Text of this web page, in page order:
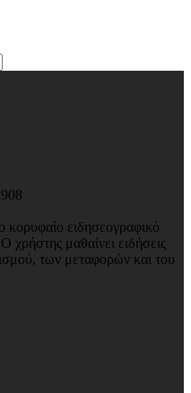
κορυφαίο ειδησεογραφικό
χρήστης μαθαίνει ειδήσεις
των μεταφορών και του